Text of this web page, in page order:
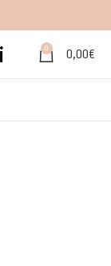
0 0,00€